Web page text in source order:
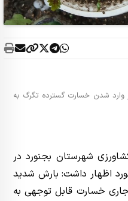
وارد شدن خسارت گسترده تگرگ به
شهرستان بجنورد در
اظهار داشت: بارش شدید
سال جاری خسارت قابل توجهی به